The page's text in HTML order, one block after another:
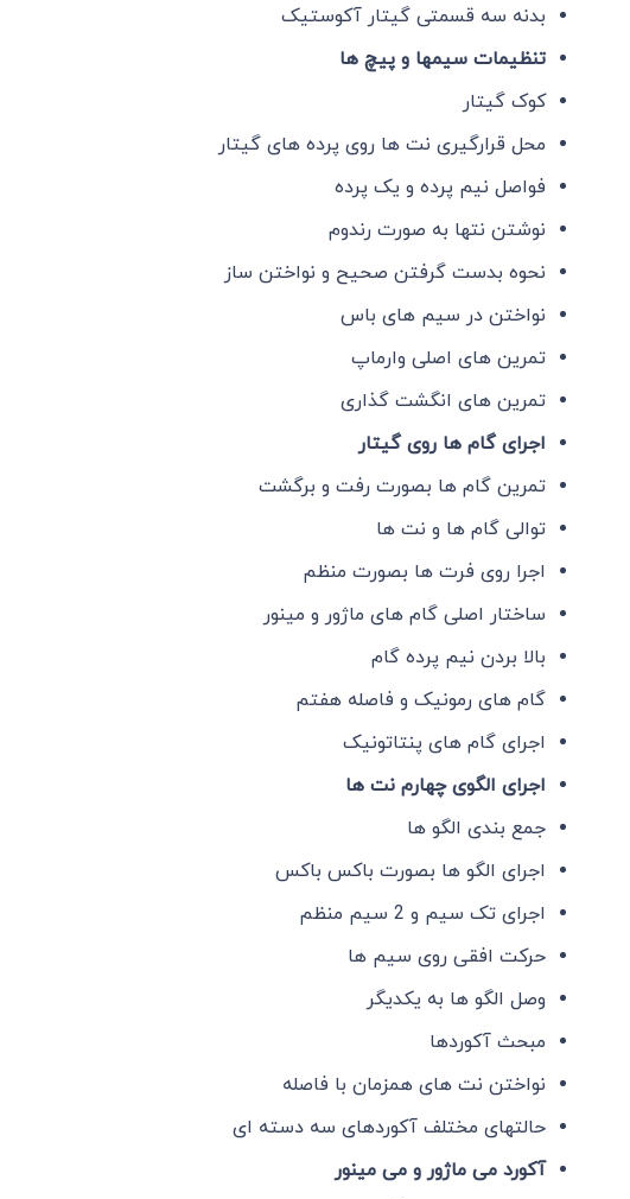
بدنه سه قسمتی گیتار آکوستیک
تنظیمات سیمها و پیچ ها
کوک گیتار
محل قرارگیری نت ها روی پرده های گیتار
فواصل نیم پرده و یک پرده
نوشتن نتها به صورت رندوم
نحوه بدست گرفتن صحیح و نواختن ساز
نواختن در سیم های باس
تمرین های اصلی وارماپ
تمرین های انگشت گذاری
اجرای گام ها روی گیتار
تمرین گام ها بصورت رفت و برگشت
توالی گام ها و نت ها
اجرا روی فرت ها بصورت منظم
ساختار اصلی گام های ماژور و مینور
بالا بردن نیم پرده گام
گام های رمونیک و فاصله هفتم
اجرای گام های پنتاتونیک
اجرای الگوی چهارم نت ها
جمع بندی الگو ها
اجرای الگو ها بصورت باکس باکس
اجرای تک سیم و 2 سیم منظم
حرکت افقی روی سیم ها
وصل الگو ها به یکدیگر
مبحث آکوردها
نواختن نت های همزمان با فاصله
حالتهای مختلف آکوردهای سه دسته ای
آکورد می ماژور و می مینور